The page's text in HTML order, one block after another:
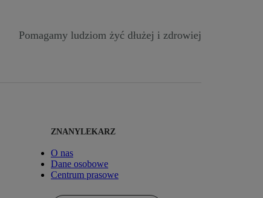
Pomagamy ludziom żyć dłużej i zdrowiej
ZNANYLEKARZ
O nas
Dane osobowe
Centrum prasowe